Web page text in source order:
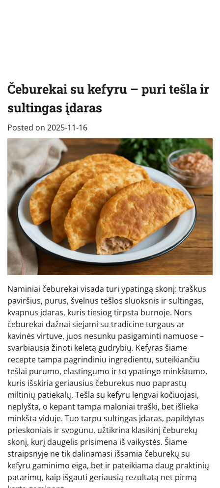
Čeburekai su kefyru – puri tešla ir
sultingas įdaras
Posted on 2025-11-16
Naminiai čeburekai visada turi ypatingą skonį: traškus
paviršius, purus, švelnus tešlos sluoksnis ir sultingas,
kvapnus įdaras, kuris tiesiog tirpsta burnoje. Nors
čeburekai dažnai siejami su tradicine turgaus ar
kavinės virtuve, juos nesunku pasigaminti namuose –
svarbiausia žinoti keletą gudrybių. Kefyras šiame
recepte tampa pagrindiniu ingredientu, suteikiančiu
tešlai purumo, elastingumo ir to ypatingo minkštumo,
kuris išskiria geriausius čeburekus nuo paprastų
miltinių patiekalų. Tešla su kefyru lengvai kočiuojasi,
neplyšta, o kepant tampa maloniai traški, bet išlieka
minkšta viduje. Tuo tarpu sultingas įdaras, papildytas
prieskoniais ir svogūnu, užtikrina klasikinį čeburekų
skonį, kurį daugelis prisimena iš vaikystės. Šiame
straipsnyje ne tik dalinamasi išsamia čeburekų su
kefyru gaminimo eiga, bet ir pateikiama daug praktinių
patarimų, kaip išgauti geriausią rezultatą net pirmą